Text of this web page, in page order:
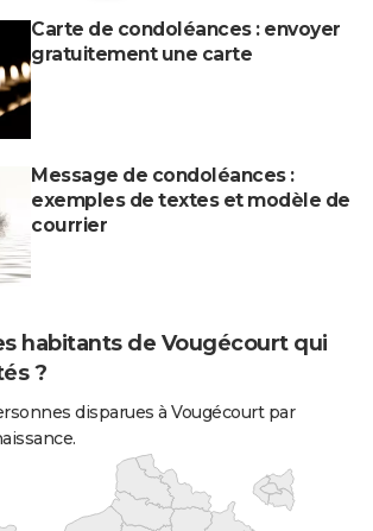
Carte de condoléances : envoyer
gratuitement une carte
Message de condoléances :
exemples de textes et modèle de
courrier
habitants de Vougécourt qui
?
disparues à Vougécourt par